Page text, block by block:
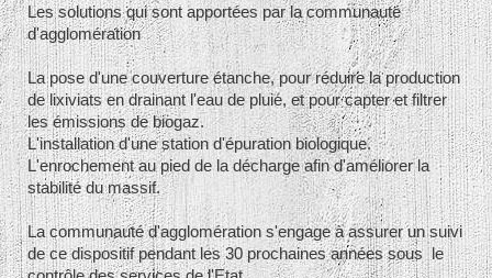
Les solutions qui sont apportées par la communauté
d'agglomération
La pose d'une couverture étanche, pour réduire la production
de lixiviats en drainant l'eau de pluie, et pour capter et filtrer
les émissions de biogaz.
L'installation d'une station d'épuration biologique.
L'enrochement au pied de la décharge afin d'améliorer la
stabilité du massif.
La communauté d'agglomération s'engage à assurer un suivi
de ce dispositif pendant les 30 prochaines années sous le